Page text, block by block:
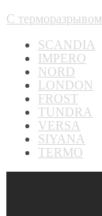
С терморазрывом
SCANDIA
IMPERO
NORD
LONDON
FROST
TUNDRA
VERSA
SIYANA
TERMO